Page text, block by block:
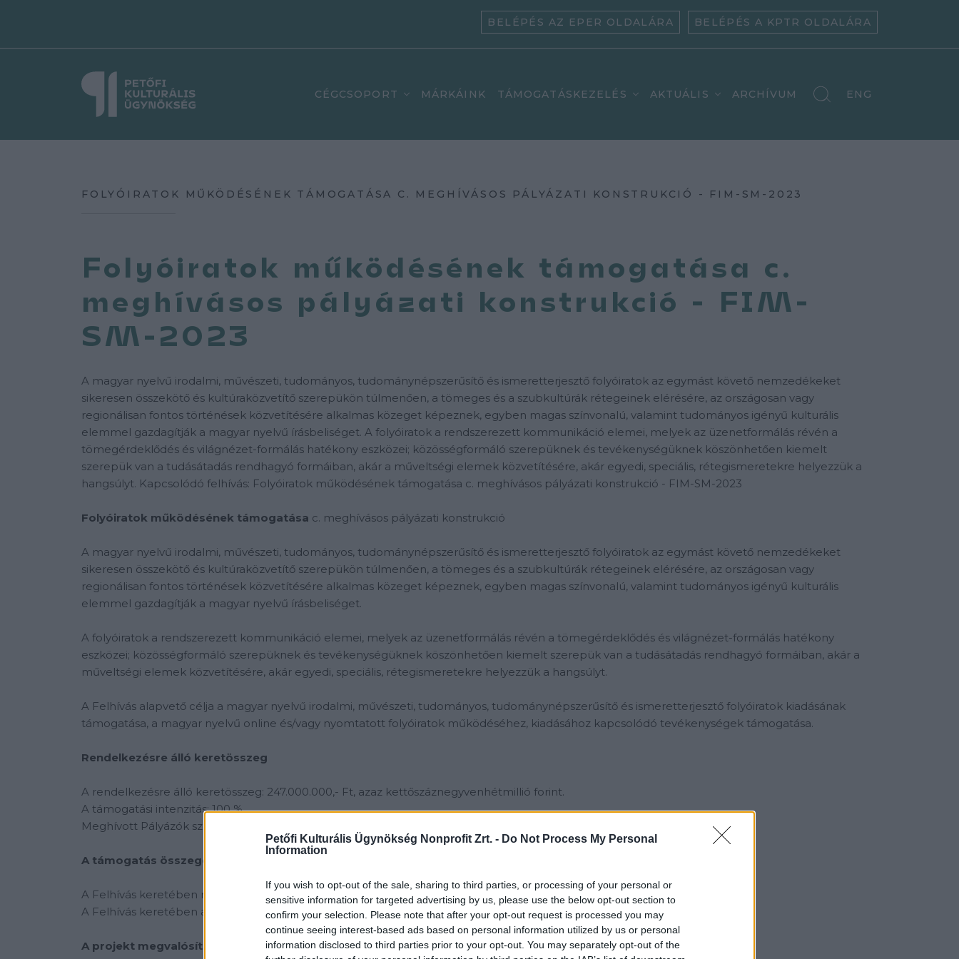
Petőfi Kulturális Ügynökség Nonprofit Zrt. - Do Not Process My Personal
Information
If you wish to opt-out of the sale, sharing to third parties, or processing of your personal or
sensitive information for targeted advertising by us, please use the below opt-out section to
confirm your selection. Please note that after your opt-out request is processed you may
continue seeing interest-based ads based on personal information utilized by us or personal
information disclosed to third parties prior to your opt-out. You may separately opt-out of the
BELÉPÉS AZ EPER OLDALÁRA BELÉPÉS A KPTR OLDALÁRA
CÉGCSOPORT MÁRKÁINK TÁMOGATÁSKEZELÉS AKTUÁLIS ARCHÍVUM ENG
FOLYÓIRATOK MŰKÖDÉSÉNEK TÁMOGATÁSA C. MEGHÍVÁSOS PÁLYÁZATI KONSTRUKCIÓ - FIM-SM-2023
Folyóiratok működésének támogatása c.
meghívásos pályázati konstrukció - FIM-
SM-2023
A magyar nyelvű irodalmi, művészeti, tudományos, tudománynépszerűsítő és ismeretterjesztő folyóiratok az egymást követő nemzedékeket
sikeresen összekötő és kultúraközvetítő szerepükön túlmenően, a tömeges és a szubkultúrák rétegeinek elérésére, az országosan vagy
regionálisan fontos történések közvetítésére alkalmas közeget képeznek, egyben magas színvonalú, valamint tudományos igényű kulturális
elemmel gazdagítják a magyar nyelvű írásbeliséget. A folyóiratok a rendszerezett kommunikáció elemei, melyek az üzenetformálás révén a
tömegérdeklődés és világnézet-formálás hatékony eszközei; közösségformáló szerepüknek és tevékenységüknek köszönhetően kiemelt
szerepük van a tudásátadás rendhagyó formáiban, akár a műveltségi elemek közvetítésére, akár egyedi, speciális, rétegismeretekre helyezzük a
hangsúlyt. Kapcsolódó felhívás: Folyóiratok működésének támogatása c. meghívásos pályázati konstrukció - FIM-SM-2023
Folyóiratok működésének támogatása c. meghívásos pályázati konstrukció
A magyar nyelvű irodalmi, művészeti, tudományos, tudománynépszerűsítő és ismeretterjesztő folyóiratok az egymást követő nemzedékeket
sikeresen összekötő és kultúraközvetítő szerepükön túlmenően, a tömeges és a szubkultúrák rétegeinek elérésére, az országosan vagy
regionálisan fontos történések közvetítésére alkalmas közeget képeznek, egyben magas színvonalú, valamint tudományos igényű kulturális
elemmel gazdagítják a magyar nyelvű írásbeliséget.
A folyóiratok a rendszerezett kommunikáció elemei, melyek az üzenetformálás révén a tömegérdeklődés és világnézet-formálás hatékony
eszközei; közösségformáló szerepüknek és tevékenységüknek köszönhetően kiemelt szerepük van a tudásátadás rendhagyó formáiban, akár a
műveltségi elemek közvetítésére, akár egyedi, speciális, rétegismeretekre helyezzük a hangsúlyt.
A Felhívás alapvető célja a magyar nyelvű irodalmi, művészeti, tudományos, tudománynépszerűsítő és ismeretterjesztő folyóiratok kiadásának
támogatása, a magyar nyelvű online és/vagy nyomtatott folyóiratok működéséhez, kiadásához kapcsolódó tevékenységek támogatása.
Rendelkezésre álló keretösszeg
A rendelkezésre álló keretösszeg: 247.000.000,- Ft, azaz kettőszáznegyvenhétmillió forint.
A támogatási intenzitás: 100 %
Meghívott Pályázók száma: 24 szervezet
A támogatás összege és formája
A Felhívás keretében nyújtott támogatás formája: nem visszatérítendő támogatás.
A Felhívás keretében az igényelhető támogatás: 3.000.000,- Ft - 22.500.000,- Ft.
A projekt megvalósítási időszaka